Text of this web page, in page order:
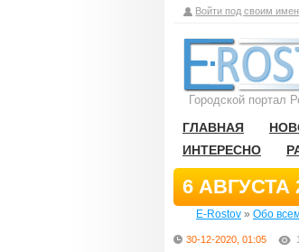
Войти под своим
Городской портал
ГЛАВНАЯ
ИНТЕРЕСНО
6 АВГУСТА
E-Rostov » Обо
30-12-2020, 01:05